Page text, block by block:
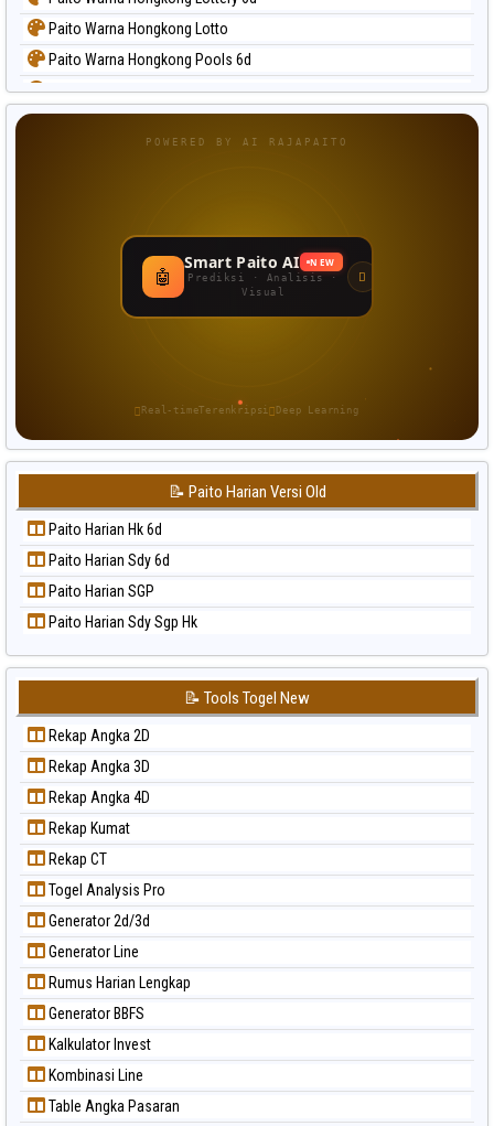
Paito Warna Hongkong Lotto
Paito Warna Hongkong Pools 6d
Paito Warna Japan
Paito Warna Nagoya
Paito Warna New York Midday
Paito Warna North Carolina Day
Paito Warna Sydney
Paito Warna Sydney Lottery
Paito Warna Sydney Lottery 6d
Paito Warna Sydney Lotto
Paito Warna Sydney Pools 6d
Paito Warna Taipei
POWERED BY AI RAJAPAITO
🤖
Smart Paito AI NEW
Prediksi · Analisis ·
Visual
Real-timeTerenkripsi Deep Learning
📝 Paito Harian Versi Old
Paito Harian Hk 6d
Paito Harian Sdy 6d
Paito Harian SGP
Paito Harian Sdy Sgp Hk
📝 Tools Togel New
Rekap Angka 2D
Rekap Angka 3D
Rekap Angka 4D
Rekap Kumat
Rekap CT
Togel Analysis Pro
Generator 2d/3d
Generator Line
Rumus Harian Lengkap
Generator BBFS
Kalkulator Invest
Kombinasi Line
Table Angka Pasaran